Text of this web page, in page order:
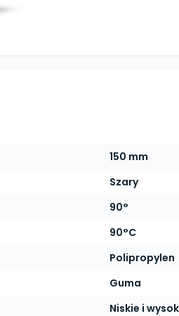
150 mm
Szary
90°
90°C
Polipropylen
Guma
Niskie i